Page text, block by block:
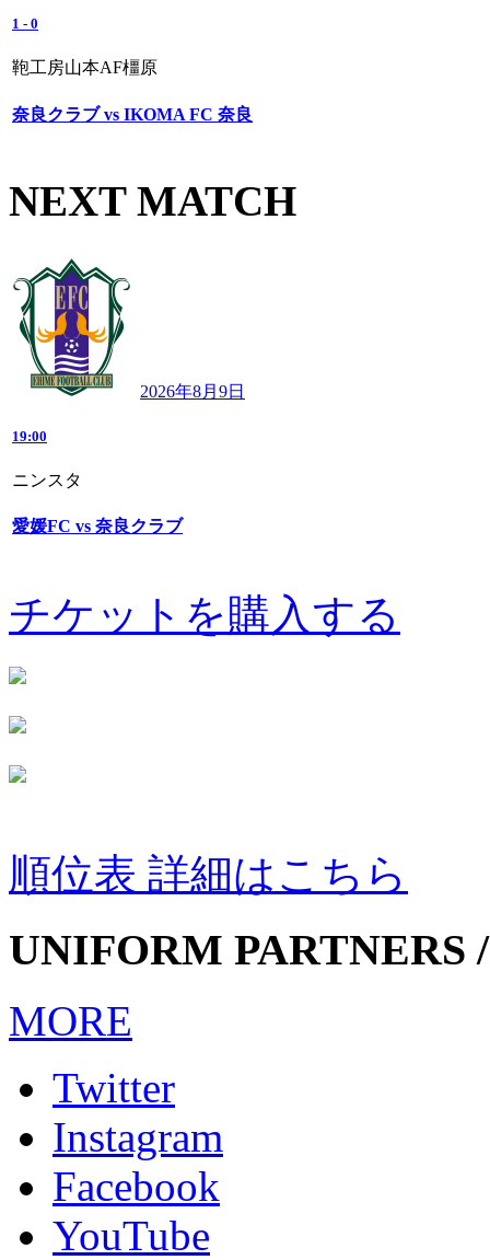
1 - 0
鞄工房山本AF橿原
奈良クラブ vs IKOMA FC 奈良
NEXT MATCH
2026年8月9日
19:00
ニンスタ
愛媛FC vs 奈良クラブ
チケットを購入する
順位表 詳細はこちら
UNIFORM PARTNERS
MORE
Twitter
Instagram
Facebook
YouTube